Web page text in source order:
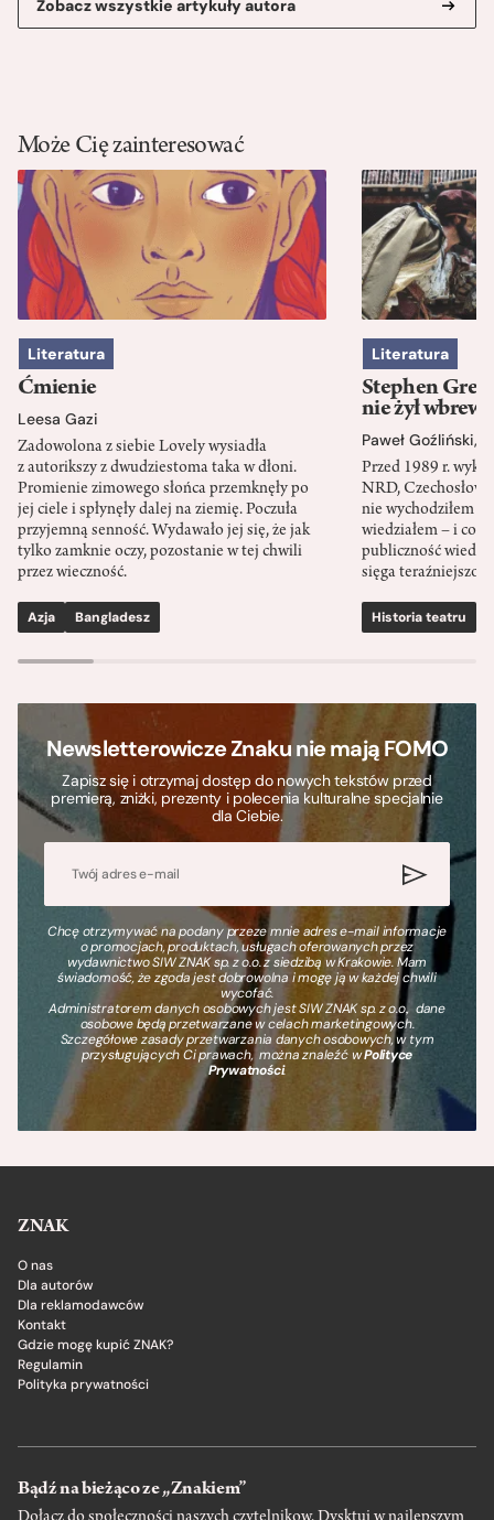
Zobacz wszystkie artykuły autora
Może Cię zainteresować
Literatura
Ćmienie
Leesa Gazi
Zadowolona z siebie Lovely wysiadła
z autorikszy z dwudziestoma taka w dłoni.
Promienie zimowego słońca przemknęły po
jej ciele i spłynęły dalej na ziemię. Poczuła
przyjemną senność. Wydawało jej się, że jak
tylko zamknie oczy, pozostanie w tej chwili
przez wieczność.
Azja Bangladesz
Literatura
Stephen
nie żył wbrew
Paweł Goźliński,
Przed 1989 r.
NRD,
nie wychodziłem
wiedziałem – i co
publiczność
sięga
Historia teatru
Newsletterowicze Znaku nie mają FOMO
Zapisz się i otrzymaj dostęp do nowych tekstów przed
premierą, zniżki, prezenty i polecenia kulturalne specjalnie
dla Ciebie.
Chcę otrzymywać na podany przeze mnie adres e-mail informacje
o promocjach, produktach, usługach oferowanych przez
wydawnictwo SIW ZNAK sp. z o.o. z siedzibą w Krakowie. Mam
świadomość, że zgoda jest dobrowolna i mogę ją w każdej chwili
wycofać.
Administratorem danych osobowych jest SIW ZNAK sp. z o.o., dane
osobowe będą przetwarzane w celach marketingowych.
Szczegółowe zasady przetwarzania danych osobowych, w tym
przysługujących Ci prawach, można znaleźć wPolityce
Prywatności.
ZNAK
O nas
Dla autorów
Dla reklamodawców
Kontakt
Gdzie mogę kupić ZNAK?
Regulamin
Polityka prywatności
Bądź na bieżąco ze „Znakiem”